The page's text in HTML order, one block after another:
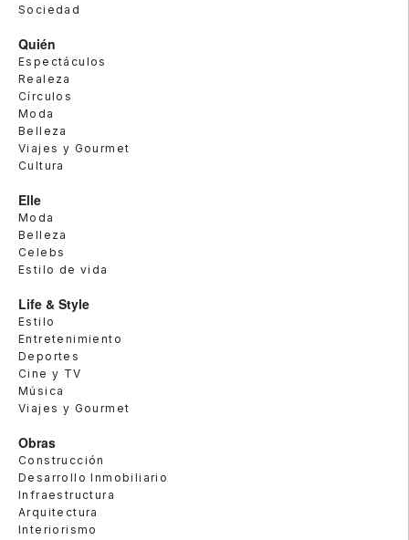
Sociedad
Quién
Espectáculos
Realeza
Círculos
Moda
Belleza
Viajes y Gourmet
Cultura
Elle
Moda
Belleza
Celebs
Estilo de vida
Life & Style
Estilo
Entretenimiento
Deportes
Cine y TV
Música
Viajes y Gourmet
Obras
Construcción
Desarrollo Inmobiliario
Infraestructura
Arquitectura
Interiorismo